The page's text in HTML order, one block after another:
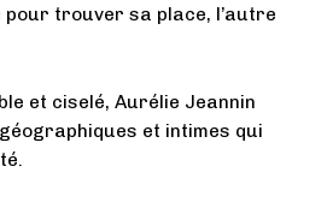
pour trouver sa place, l’autre
et ciselé, Aurélie Jeannin
et intimes qui